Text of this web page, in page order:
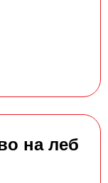
на леб